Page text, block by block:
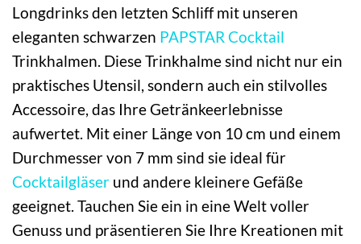
Longdrinks den letzten Schliff mit unseren
eleganten schwarzen PAPSTAR Cocktail
Trinkhalmen. Diese Trinkhalme sind nicht nur ein
praktisches Utensil, sondern auch ein stilvolles
Accessoire, das Ihre Getränkeerlebnisse
aufwertet. Mit einer Länge von 10 cm und einem
Durchmesser von 7 mm sind sie ideal für
Cocktailgläser und andere kleinere Gefäße
geeignet. Tauchen Sie ein in eine Welt voller
Genuss und präsentieren Sie Ihre Kreationen mit